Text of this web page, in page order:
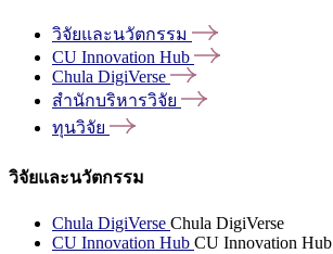
วิจัยและนวัตกรรม
CU Innovation Hub
Chula DigiVerse
สำนักบริหารวิจัย
ทุนวิจัย
วิจัยและนวัตกรรม
Chula DigiVerse Chula DigiVerse
CU Innovation Hub CU Innovation Hub